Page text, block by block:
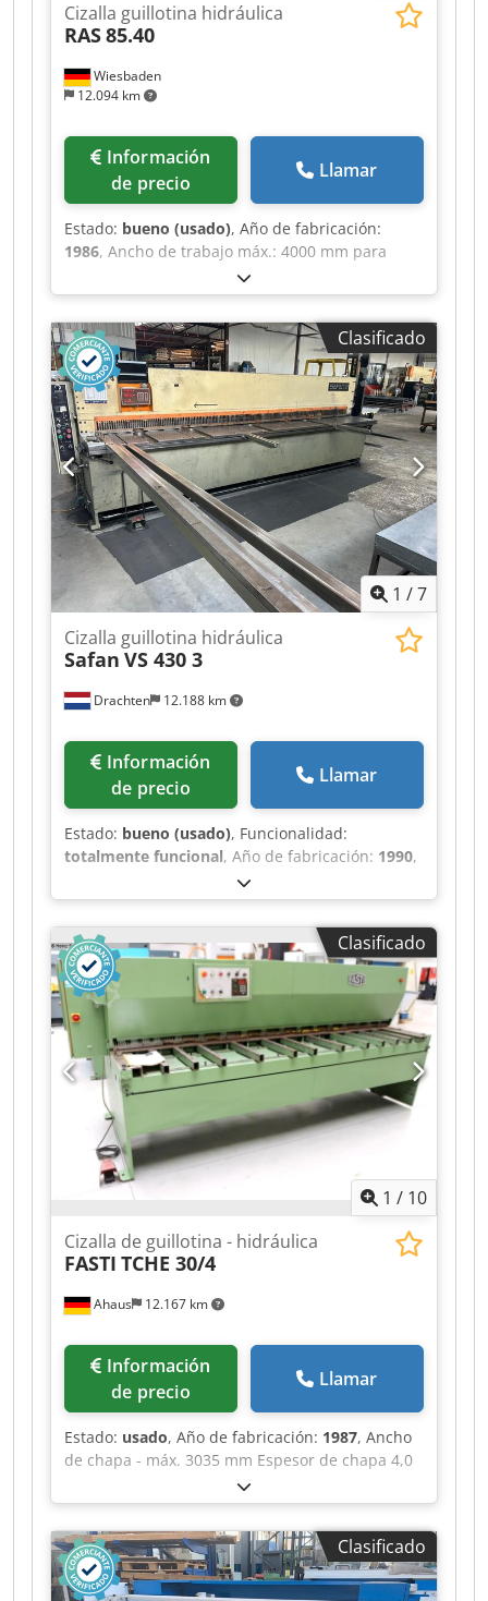
Wiesbaden
12.094 km
Cizalla guillotina hidráulica
RAS85.40
de precio
Llamar
Estado: bueno (usado), Año de fabricación:
1986, Ancho de trabajo máx.: 4000 mm para
chapas con resistencia de 40 kg hasta: 3 mm
ancho de mesa: 470 mm ajuste tope trasero:
1000 mm ángulo de corte fijo: 1°30' salida del
bastidor: 200 mm accionamiento hidráulico: 380
V, 7,5 kW Dksdjy A Eg Ujpfx Acqor espacio
requerido: 4650 x 1830 x 1420 mm (alto) peso:
5,7 t
Clasificado
1 /7
Drachten 12.188 km
Cizalla guillotina hidráulica
Safan VS 430 3
de precio
Llamar
Estado: bueno (usado), Funcionalidad:
totalmente funcional, Año de fabricación: 1990,
Cizalla de chapa Safan usada con dispositivo de
evacuación Dedpfxjyzgdro Acqokr Tipo: VS 430 3
Capacidad: 4300 x 3 mm Tope trasero regulable
eléctricamente Ángulo de corte y separación de
cuchillas ajustables manualmente Equipada con
sistema de elevación / evacuación en la parte
trasera
Clasificado
1 / 10
Ahaus 12.167 km
Cizalla de guillotina - hidráulica
FASTI TCHE 30/4
de precio
Llamar
Estado: usado, Año de fabricación: 1987, Ancho
de chapa - máx. 3035 mm Espesor de chapa 4,0
mm ST Espesor de chapa 2,5 mm VA Espesor de
chapa 6,0 mm ALU Número de carreras - bajo
carga 20 carreras/min Ángulo de corte 1,7°
Altura de trabajo 900 mm Control ELGO Potencia
total requerida 8,5 kW Peso de la máquina
Clasificado